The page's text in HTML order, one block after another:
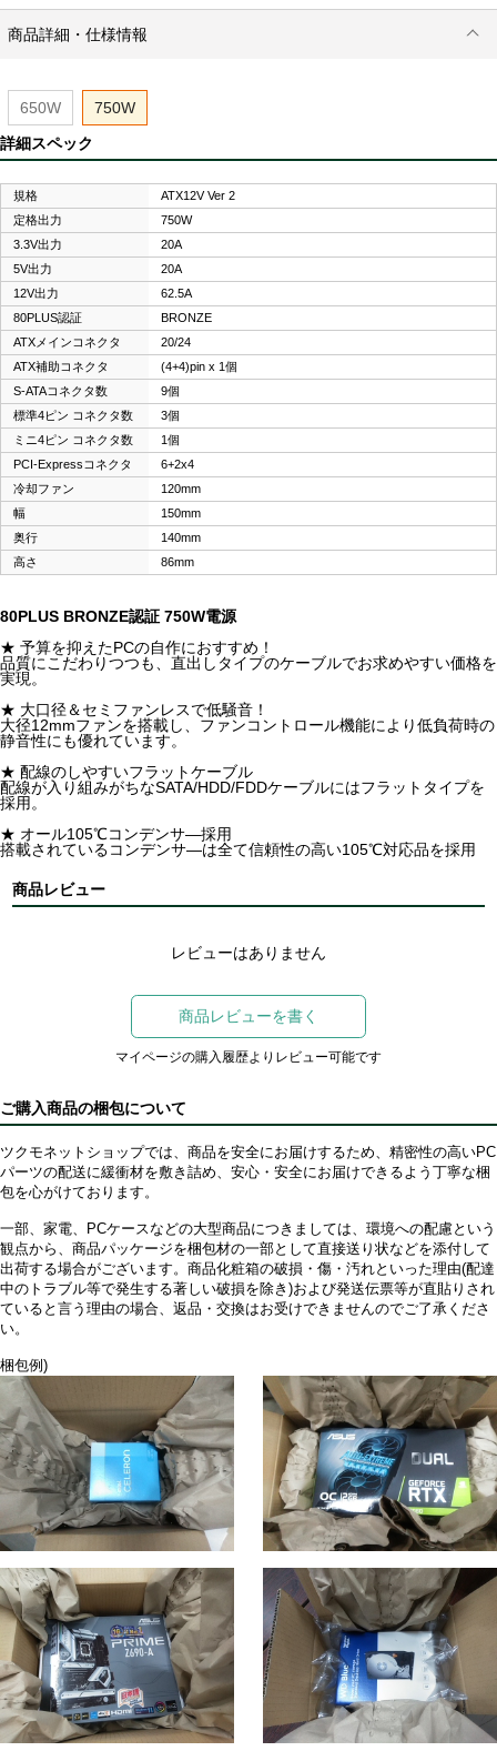
商品詳細・仕様情報
650W
750W
詳細スペック
規格
ATX12V Ver 2
定格出力
750W
3.3V出力
20A
5V出力
20A
12V出力
62.5A
80PLUS認証
BRONZE
ATXメインコネクタ
20/24
ATX補助コネクタ
(4+4)pin x 1個
S-ATAコネクタ数
9個
標準4ピン コネクタ数
3個
ミニ4ピン コネクタ数
1個
PCI-Expressコネクタ
6+2x4
冷却ファン
120mm
幅
150mm
奥行
140mm
高さ
86mm
80PLUS BRONZE認証 750W電源
★ 予算を抑えたPCの自作におすすめ！
品質にこだわりつつも、直出しタイプのケーブルでお求めやすい価格を
実現。
★ 大口径＆セミファンレスで低騒音！
大径12mmファンを搭載し、ファンコントロール機能により低負荷時の
静音性にも優れています。
★ 配線のしやすいフラットケーブル
配線が入り組みがちなSATA/HDD/FDDケーブルにはフラットタイプを
採用。
★ オール105℃コンデンサ―採用
搭載されているコンデンサ―は全て信頼性の高い105℃対応品を採用
商品レビュー
レビューはありません
商品レビューを書く
マイページの購入履歴よりレビュー可能です
ご購入商品の梱包について
ツクモネットショップでは、商品を安全にお届けするため、精密性の高いPC
パーツの配送に緩衝材を敷き詰め、安心・安全にお届けできるよう丁寧な梱
包を心がけております。
一部、家電、PCケースなどの大型商品につきましては、環境への配慮という
観点から、商品パッケージを梱包材の一部として直接送り状などを添付して
出荷する場合がございます。商品化粧箱の破損・傷・汚れといった理由(配達
中のトラブル等で発生する著しい破損を除き)および発送伝票等が直貼りされ
ていると言う理由の場合、返品・交換はお受けできませんのでご了承くださ
い。
梱包例)